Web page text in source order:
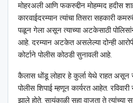
मोहरअली आणि फकरुद्दीन मोहम्मद हदीस
कारवाईदरम्यान त्यांचा तिसरा सहकारी
पळून गेला असून त्याच्या अटकेसाठी
आहे. दरम्यान अटकेत असलेल्या दोन्ही
कोर्टाने पोलीस कोठडी सुनावली आहे.
कैलास धोंडू लोहार हे कुर्ला येथे राहत असून
पोलीस शिपाई म्हणून कार्यरत आहेत.
झाले होते. सायंकाळी सहा वाजता ते त्यांच्या